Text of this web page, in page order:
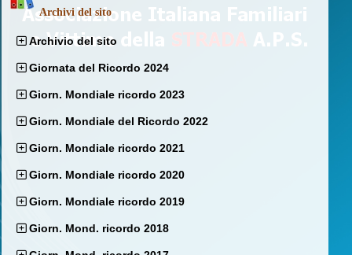
Archivi del sito
Archivio del sito
Giornata del Ricordo 2024
Giorn. Mondiale ricordo 2023
Giorn. Mondiale del Ricordo 2022
Giorn. Mondiale ricordo 2021
Giorn. Mondiale ricordo 2020
Giorn. Mondiale ricordo 2019
Giorn. Mond. ricordo 2018